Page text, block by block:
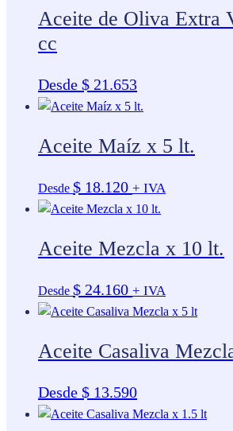
Aceite de Oliva Extra
cc
Desde $ 21.653
Aceite Maíz x 5 lt.
Desde $ 18.120 + IVA
Aceite Mezcla x 10 lt.
Desde $ 24.160 + IVA
Aceite Casaliva
Desde $ 13.590